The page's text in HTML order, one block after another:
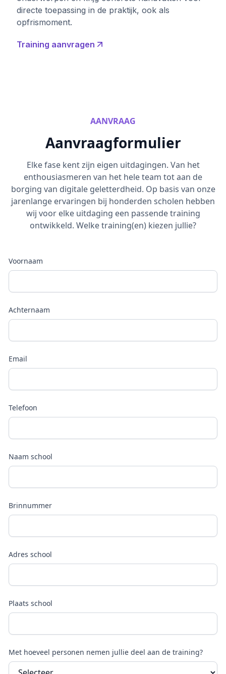
directe toepassing in de praktijk, ook als
opfrismoment.
Training aanvragen
AANVRAAG
Aanvraagformulier
Elke fase kent zijn eigen uitdagingen. Van het
enthousiasmeren van het hele team tot aan de
borging van digitale geletterdheid. Op basis van onze
jarenlange ervaringen bij honderden scholen hebben
wij voor elke uitdaging een passende training
ontwikkeld. Welke training(en) kiezen jullie?
Voornaam
Achternaam
Email
Telefoon
Naam school
Brinnummer
Adres school
Plaats school
Met hoeveel personen nemen jullie deel aan de training?